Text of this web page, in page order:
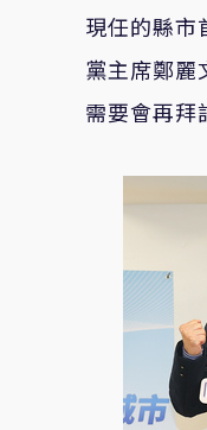
現任的縣市
黨主席鄭麗
需要會再拜